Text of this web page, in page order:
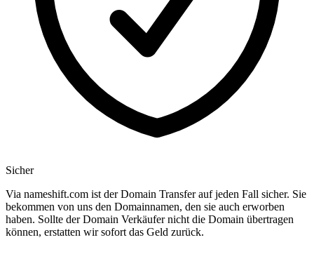
Sicher
Via nameshift.com ist der Domain Transfer auf jeden Fall sicher. Sie
bekommen von uns den Domainnamen, den sie auch erworben
haben. Sollte der Domain Verkäufer nicht die Domain übertragen
können, erstatten wir sofort das Geld zurück.